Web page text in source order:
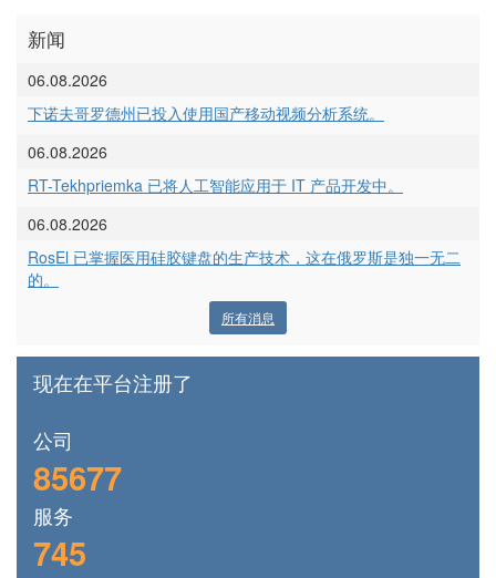
新闻
06.08.2026
下诺夫哥罗德州已投入使用国产移动视频分析系统。
06.08.2026
RT-Tekhpriemka 已将人工智能应用于 IT 产品开发中。
06.08.2026
RosEl 已掌握医用硅胶键盘的生产技术，这在俄罗斯是独一无二
的。
所有消息
现在在平台注册了
公司
85677
服务
745